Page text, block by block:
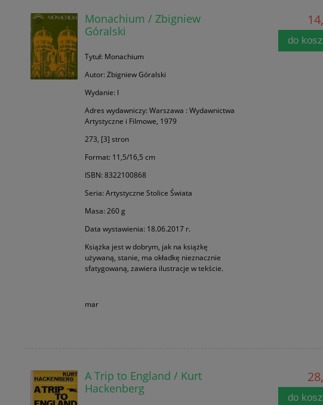
Monachium / Zbigniew
Góralski
Tytuł: Monachium
Autor: Zbigniew Góralski
Wydanie: I
Adres wydawniczy: Warszawa : Wydawnictwa
Artystyczne i Filmowe, 1979
273, [3] stron
Format: 11,5/16,5 cm
ISBN: 8322100868
Seria: Artystyczne Stolice Świata
Masa: 260 g
Data wystawienia: 18.06.2017 r.
Książka jest w dobrym, jak na książkę
używaną, stanie, ma okładkę nieznacznie
sfatygowaną, zawiera ilustracje w tekście.
mar
do
A Trip to England / Kurt
Hackenberg
do